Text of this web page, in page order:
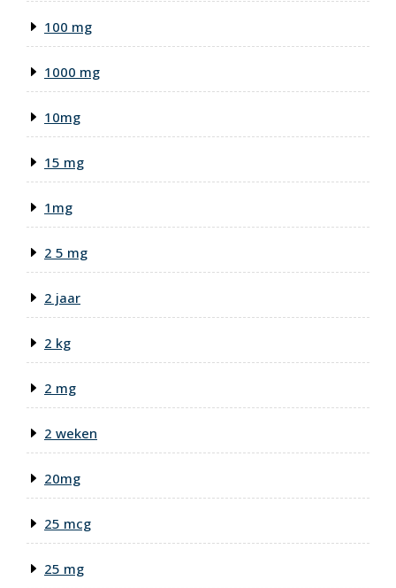
100 mg
1000 mg
10mg
15 mg
1mg
2 5 mg
2 jaar
2 kg
2 mg
2 weken
20mg
25 mcg
25 mg